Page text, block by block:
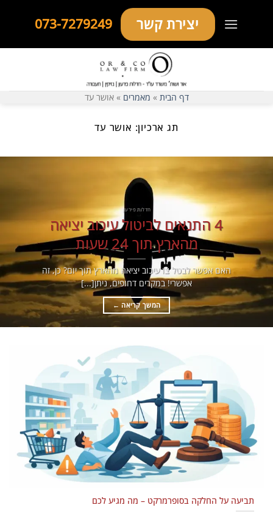
יצירת קשר 073-7279249
דף הבית » מאמרים » אושר עד
תג ארכיון: אושר עד
חדלות פירעון
4 התנאים לביטול עיכוב יציאה
מהארץ תוך 24 שעות
האם אפשר לבטל צו עיכוב יציאה מהארץ תוך יום? כן, זה
אפשרי! במקרים דחופים, ניתן[...]
המשך קריאה ←
תביעה על החלקה בסופרמרקט – מה מגיע לכם